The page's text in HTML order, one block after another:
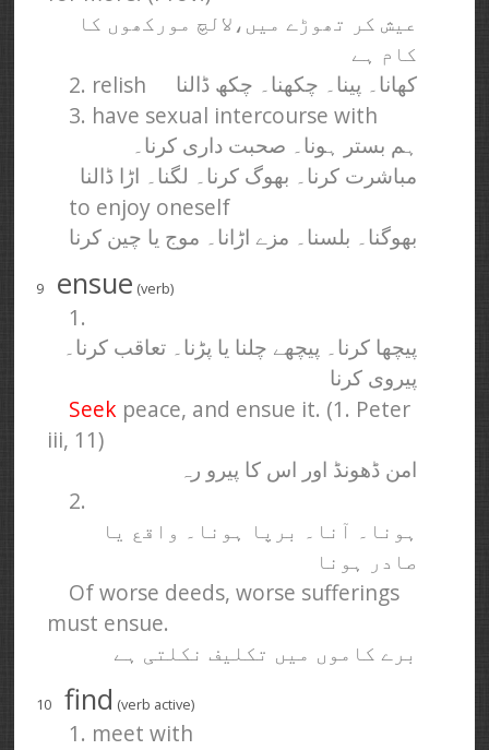
عیش کر تھوڑے میں،‌لالچ مورکھوں کا
کام ہے
2. relish کھانا۔ پینا۔ چکھنا۔ چکھ ڈالنا
3. have sexual intercourse with
ہم بستر ہونا۔ صحبت داری کرنا۔
مباشرت کرنا۔ بھوگ کرنا۔ لگنا۔ اڑا ڈالنا
to enjoy oneself
بھوگنا۔ بلسنا۔ مزے اڑانا۔ موج یا چین کرنا
9 ensue (verb)
1.
پیچھا کرنا۔ پیچھے چلنا یا پڑنا۔ تعاقب کرنا۔
پیروی کرنا
Seek peace, and ensue it. (1. Peter
iii, 11)
امن ڈھونڈ اور اس کا پیرو رہ
2.
ہونا۔ آنا۔ برپا ہونا۔ واقع یا
صادر ہونا
Of worse deeds, worse sufferings
must ensue.
برے کاموں میں تکلیف نکلتی ہے
10 find (verb active)
1. meet with